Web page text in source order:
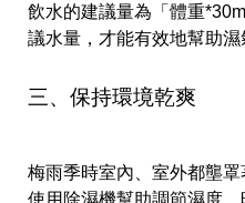
飲水的建議量為「體重
議水量，才能有效地幫助濕
三、保持環境乾爽
梅雨季時室內、室外都壟
使用除濕機幫助調節濕度